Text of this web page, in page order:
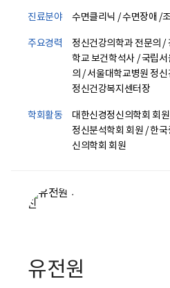
진료분야 수면클리닉 / 수면장애 /
주요경력
정신건강의학과 전문의 /
학교 보건학석사 / 국립
의 / 서울대학교병원 정
정신건강복지센터장
학회활동
대한신경정신의학회 회
정신분석학회 회원 / 한
신의학회 회원
유전원